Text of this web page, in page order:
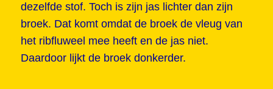
dezelfde stof. Toch is zijn jas lichter dan zijn
broek. Dat komt omdat de broek de vleug van
het ribfluweel mee heeft en de jas niet.
Daardoor lijkt de broek donkerder.